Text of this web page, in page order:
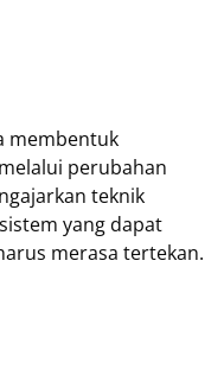
membentuk
perubahan
teknik
yang dapat
merasa tertekan.